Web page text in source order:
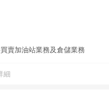
細
賣加油站業務及倉儲業務